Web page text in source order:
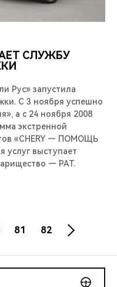
СЛУЖБУ
Рус» запустила
С 3 ноября успешно
а с 24 ноября 2008
экстренной
«CHERY — ПОМОЩЬ
услуг выступает
— РАТ.
81 82